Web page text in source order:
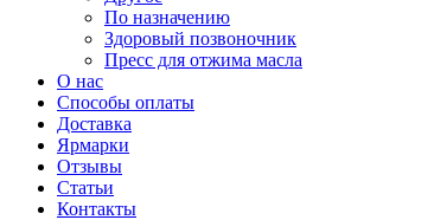
По назначению
Здоровый позвоночник
Пресс для отжима масла
О нас
Способы оплаты
Доставка
Ярмарки
Отзывы
Статьи
Контакты